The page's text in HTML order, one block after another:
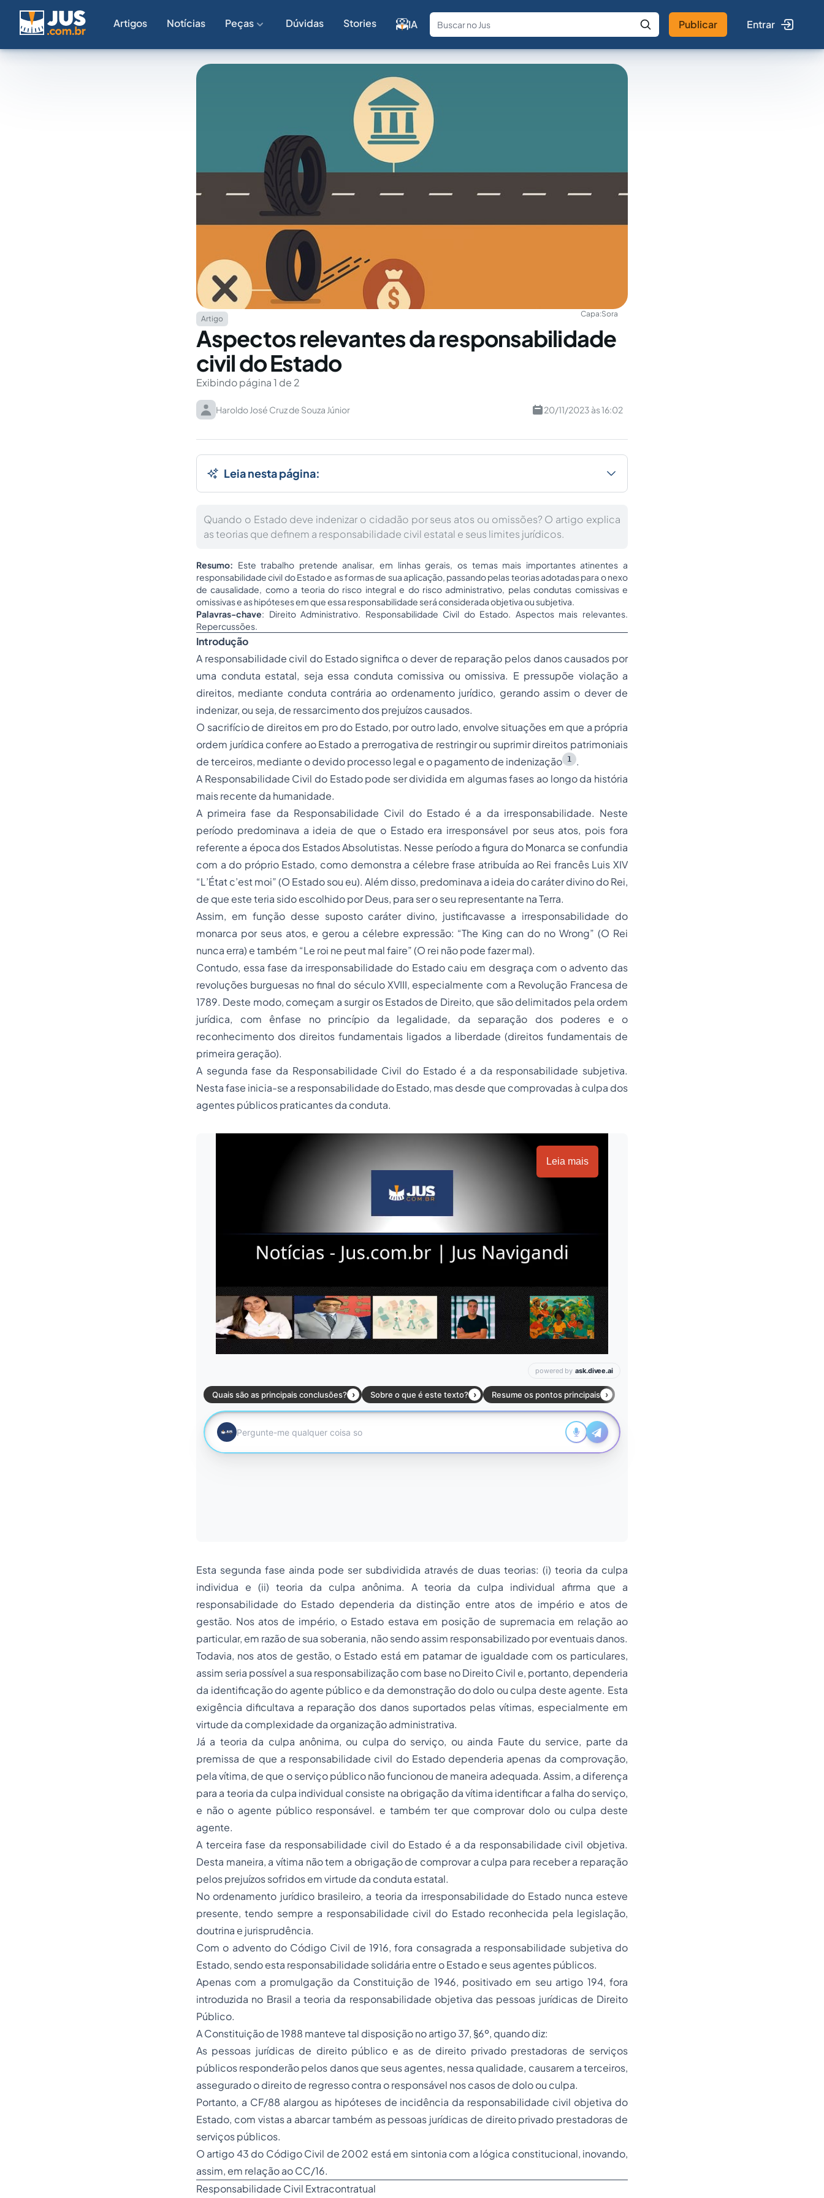
Artigos Notícias Peças Dúvidas Stories IA
Fale com a IA Buscar no Jus
Publicar Entrar
Capa:Sora
Artigo
Aspectos relevantes da responsabilidade
civil do Estado
Exibindo página 1 de 2
Haroldo José Cruz de Souza Júnior 20/11/2023 às 16:02
Leia nesta página:
Quando o Estado deve indenizar o cidadão por seus atos ou omissões? O artigo explica
as teorias que definem a responsabilidade civil estatal e seus limites jurídicos.
Resumo: Este trabalho pretende analisar, em linhas gerais, os temas mais importantes atinentes a
responsabilidade civil do Estado e as formas de sua aplicação, passando pelas teorias adotadas para o nexo
de causalidade, como a teoria do risco integral e do risco administrativo, pelas condutas comissivas e
omissivas e as hipóteses em que essa responsabilidade será considerada objetiva ou subjetiva.
Palavras-chave: Direito Administrativo. Responsabilidade Civil do Estado. Aspectos mais relevantes.
Repercussões.
Introdução
A responsabilidade civil do Estado significa o dever de reparação pelos danos causados por
uma conduta estatal, seja essa conduta comissiva ou omissiva. E pressupõe violação a
direitos, mediante conduta contrária ao ordenamento jurídico, gerando assim o dever de
indenizar, ou seja, de ressarcimento dos prejuízos causados.
O sacrifício de direitos em pro do Estado, por outro lado, envolve situações em que a própria
ordem jurídica confere ao Estado a prerrogativa de restringir ou suprimir direitos patrimoniais
de terceiros, mediante o devido processo legal e o pagamento de indenização
1
.
A Responsabilidade Civil do Estado pode ser dividida em algumas fases ao longo da história
mais recente da humanidade.
A primeira fase da Responsabilidade Civil do Estado é a da irresponsabilidade. Neste
período predominava a ideia de que o Estado era irresponsável por seus atos, pois fora
referente a época dos Estados Absolutistas. Nesse período a figura do Monarca se confundia
com a do próprio Estado, como demonstra a célebre frase atribuída ao Rei francês Luis XIV
“L’État c’est moi” (O Estado sou eu). Além disso, predominava a ideia do caráter divino do Rei,
de que este teria sido escolhido por Deus, para ser o seu representante na Terra.
Assim, em função desse suposto caráter divino, justificavasse a irresponsabilidade do
monarca por seus atos, e gerou a célebre expressão: “The King can do no Wrong” (O Rei
nunca erra) e também “Le roi ne peut mal faire” (O rei não pode fazer mal).
Contudo, essa fase da irresponsabilidade do Estado caiu em desgraça com o advento das
revoluções burguesas no final do século XVIII, especialmente com a Revolução Francesa de
1789. Deste modo, começam a surgir os Estados de Direito, que são delimitados pela ordem
jurídica, com ênfase no princípio da legalidade, da separação dos poderes e o
reconhecimento dos direitos fundamentais ligados a liberdade (direitos fundamentais de
primeira geração).
A segunda fase da Responsabilidade Civil do Estado é a da responsabilidade subjetiva.
Nesta fase inicia-se a responsabilidade do Estado, mas desde que comprovadas à culpa dos
agentes públicos praticantes da conduta.
Leia mais
Esta segunda fase ainda pode ser subdividida através de duas teorias: (i) teoria da culpa
individua e (ii) teoria da culpa anônima. A teoria da culpa individual afirma que a
responsabilidade do Estado dependeria da distinção entre atos de império e atos de
gestão. Nos atos de império, o Estado estava em posição de supremacia em relação ao
particular, em razão de sua soberania, não sendo assim responsabilizado por eventuais danos.
Todavia, nos atos de gestão, o Estado está em patamar de igualdade com os particulares,
assim seria possível a sua responsabilização com base no Direito Civil e, portanto, dependeria
da identificação do agente público e da demonstração do dolo ou culpa deste agente. Esta
exigência dificultava a reparação dos danos suportados pelas vítimas, especialmente em
virtude da complexidade da organização administrativa.
Já a teoria da culpa anônima, ou culpa do serviço, ou ainda Faute du service, parte da
premissa de que a responsabilidade civil do Estado dependeria apenas da comprovação,
pela vítima, de que o serviço público não funcionou de maneira adequada. Assim, a diferença
para a teoria da culpa individual consiste na obrigação da vítima identificar a falha do serviço,
e não o agente público responsável. e também ter que comprovar dolo ou culpa deste
agente.
A terceira fase da responsabilidade civil do Estado é a da responsabilidade civil objetiva.
Desta maneira, a vítima não tem a obrigação de comprovar a culpa para receber a reparação
pelos prejuízos sofridos em virtude da conduta estatal.
No ordenamento jurídico brasileiro, a teoria da irresponsabilidade do Estado nunca esteve
presente, tendo sempre a responsabilidade civil do Estado reconhecida pela legislação,
doutrina e jurisprudência.
Com o advento do Código Civil de 1916, fora consagrada a responsabilidade subjetiva do
Estado, sendo esta responsabilidade solidária entre o Estado e seus agentes públicos.
Apenas com a promulgação da Constituição de 1946, positivado em seu artigo 194, fora
introduzida no Brasil a teoria da responsabilidade objetiva das pessoas jurídicas de Direito
Público.
A Constituição de 1988 manteve tal disposição no artigo 37, §6º, quando diz:
As pessoas jurídicas de direito público e as de direito privado prestadoras de serviços
públicos responderão pelos danos que seus agentes, nessa qualidade, causarem a terceiros,
assegurado o direito de regresso contra o responsável nos casos de dolo ou culpa.
Portanto, a CF/88 alargou as hipóteses de incidência da responsabilidade civil objetiva do
Estado, com vistas a abarcar também as pessoas jurídicas de direito privado prestadoras de
serviços públicos.
O artigo 43 do Código Civil de 2002 está em sintonia com a lógica constitucional, inovando,
assim, em relação ao CC/16.
Responsabilidade Civil Extracontratual